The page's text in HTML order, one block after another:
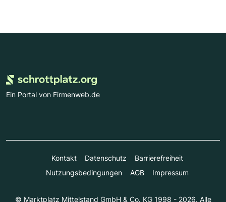
Ein Portal von Firmenweb.de
Kontakt Datenschutz
Barrierefreiheit
Nutzungsbedingungen
AGB Impressum
© Marktplatz Mittelstand GmbH & Co. KG 1998 - 2026. Alle